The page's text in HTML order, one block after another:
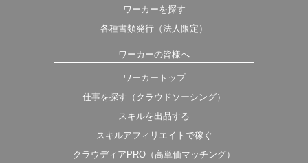
ワーカーを探す
各種書類発行（法人限定）
ワーカーの皆様へ
ワーカートップ
仕事を探す（クラウドソーシング）
スキルを出品する
スキルアフィリエイトで稼ぐ
クラウディアPRO（高単価マッチング）